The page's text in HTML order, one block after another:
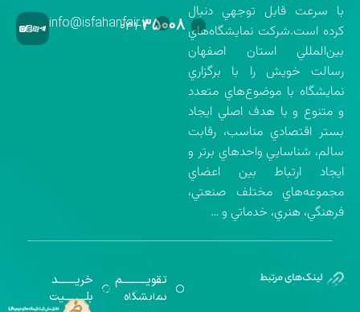
با سرعت قابل توجهي دنبال
كرده است.شركت نمايشگاه‌هاي
بين‌المللي استان اصفهان
رسالت خويش را با برگزاري
نمايشگاه با موضوع‌هاي متعدد
و متنوع و با هدف اصلي ايجاد
بستر اقتصادي مناسب، رقابت
سالم، شناسايي واحدهاي برتر و
ايجاد ارتباط بين اعضاي
مجموعه‌هاي مختلف صنعتي،
فرهنگي، هنري، خدماتي و …
۰۳۱-۳۵۰۰۸info@isfahanfair.ir
تقویــــــــــم
نمایشگاه
خریـــــــد
بلـــــــــیت گواهینامه‌های
اخذ شده